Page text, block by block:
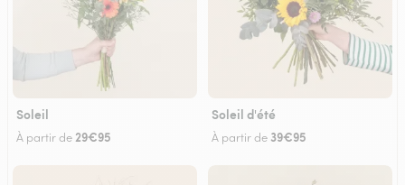
Soleil
À partir de29€95
Soleil d'été
À partir de 39€95